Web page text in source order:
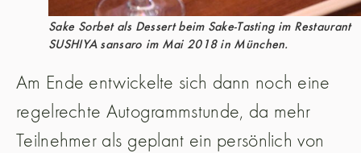
Sake Sorbet als Dessert beim Sake-Tasting im Restaurant
SUSHIYA sansaro im Mai 2018 in München.
Am Ende entwickelte sich dann noch eine
regelrechte Autogrammstunde, da mehr
Teilnehmer als geplant ein persönlich von